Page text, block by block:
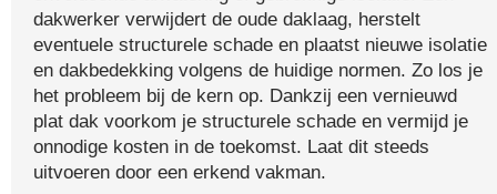
dakwerker verwijdert de oude daklaag, herstelt
eventuele structurele schade en plaatst nieuwe isolatie
en dakbedekking volgens de huidige normen. Zo los je
het probleem bij de kern op. Dankzij een vernieuwd
plat dak voorkom je structurele schade en vermijd je
onnodige kosten in de toekomst. Laat dit steeds
uitvoeren door een erkend vakman.